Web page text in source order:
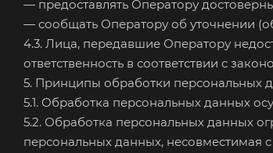
— предоставлять Оператору
— сообщать Оператору об уточнении
4.3. Лица, передавшие Оператору
ответственность в соответствии с
5. Принципы обработки персональных
5.1. Обработка персональных данных
5.2. Обработка персональных данных
персональных данных, несовместимая